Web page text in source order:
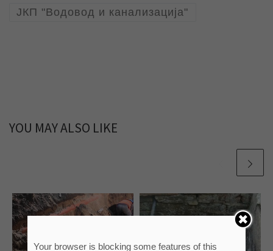
ЈКП "Водовод и канализација"
YOU MAY ALSO LIKE
Your browser is blocking some features of this